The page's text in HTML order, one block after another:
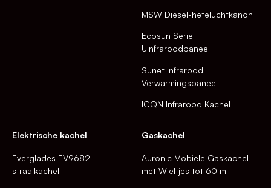
MSW Diesel-heteluchtkanon
Ecosun Serie
Uinfraroodpaneel
Sunet Infrarood
Verwarmingspaneel
ICQN Infrarood Kachel
Elektrische kachel
Everglades EV9682
straalkachel
Gaskachel
Auronic Mobiele Gaskachel
met Wieltjes tot 60 m